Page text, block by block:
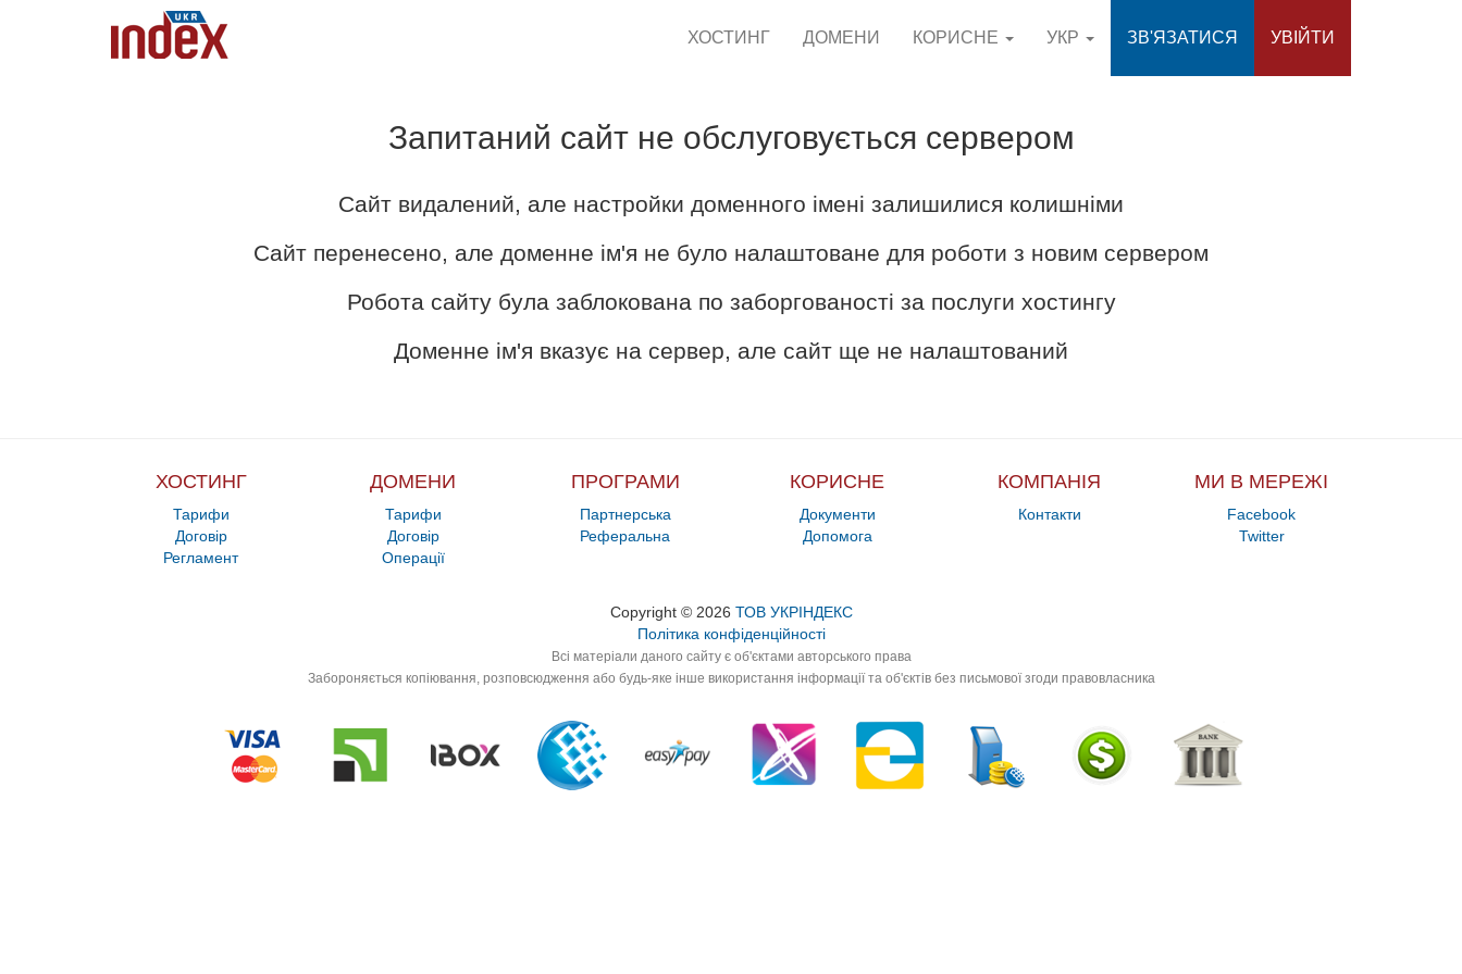
ХОСТИНГ ДОМЕНИ КОРИСНЕ УКР ЗВ'ЯЗАТИСЯ УВІЙТИ
Запитаний сайт не обслуговується сервером
Сайт видалений, але настройки доменного імені залишилися колишніми
Сайт перенесено, але доменне ім'я не було налаштоване для роботи з новим сервером
Робота сайту була заблокована по заборгованості за послуги хостингу
Доменне ім'я вказує на сервер, але сайт ще не налаштований
ХОСТИНГ
Тарифи
Договір
Регламент
ДОМЕНИ
Тарифи
Договір
Операції
ПРОГРАМИ
Партнерська
Реферальна
КОРИСНЕ
Документи
Допомога
КОМПАНІЯ
Контакти
МИ В МЕРЕЖІ
Facebook
Twitter
Copyright © 2026 ТОВ УКРІНДЕКС
Політика конфіденційності
Всі матеріали даного сайту є об'єктами авторського права
Забороняється копіювання, розповсюдження або будь-яке інше використання інформації та об'єктів без письмової згоди правовласника